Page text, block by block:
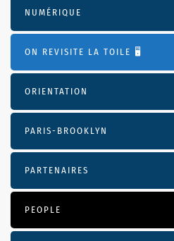
NUMÉRIQUE
ON REVISITE LA TOILE 🖥️
ORIENTATION
PARIS-BROOKLYN
PARTENAIRES
PEOPLE